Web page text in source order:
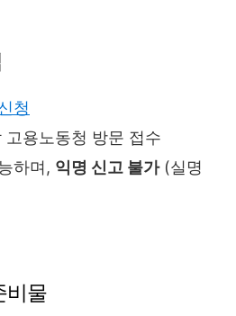
청
고용노동청 방문 접수
하며, 익명 신고 불가(실명
비물